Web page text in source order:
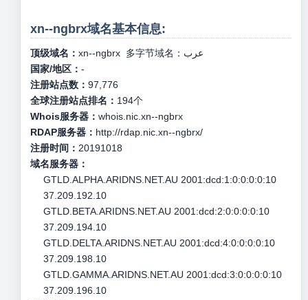
xn--ngbrx域名基本信息:
顶级域名： xn--ngbrx多字节域名： عرب
国家/地区： -
注册站点数： 97,776
全球注册站点排名： 194个
Whois服务器： whois.nic.xn--ngbrx
RDAP服务器： http://rdap.nic.xn--ngbrx/
注册时间： 20191018
域名服务器：
GTLD.ALPHA.ARIDNS.NET.AU 2001:dcd:1:0:0:0:0:10
37.209.192.10
GTLD.BETA.ARIDNS.NET.AU 2001:dcd:2:0:0:0:0:10
37.209.194.10
GTLD.DELTA.ARIDNS.NET.AU 2001:dcd:4:0:0:0:0:10
37.209.198.10
GTLD.GAMMA.ARIDNS.NET.AU 2001:dcd:3:0:0:0:0:10
37.209.196.10